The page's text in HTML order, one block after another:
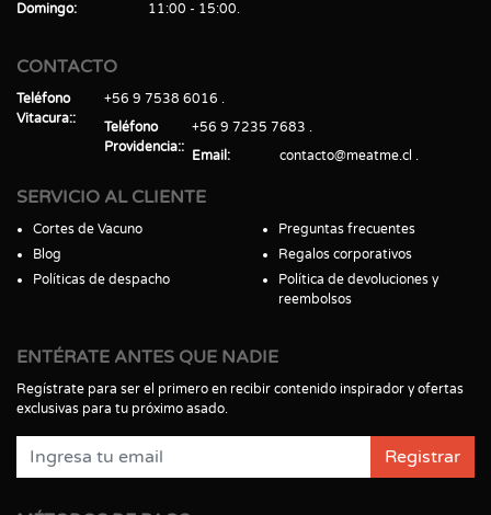
Domingo
11:00 - 15:00
CONTACTO
Teléfono
Vitacura:
+56 9 7538 6016
Teléfono
Providencia:
+56 9 7235 7683
Email
contacto@meatme.cl
SERVICIO AL CLIENTE
Cortes de Vacuno
Blog
Políticas de despacho
Preguntas frecuentes
Regalos corporativos
Política de devoluciones y
reembolsos
ENTÉRATE ANTES QUE NADIE
Regístrate para ser el primero en recibir contenido inspirador y ofertas
exclusivas para tu próximo asado.
Registrar